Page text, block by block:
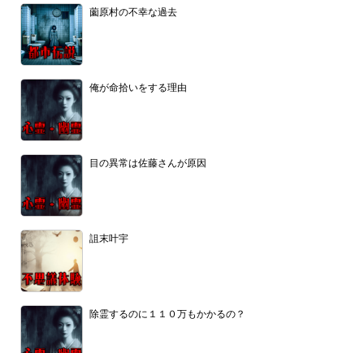
薗原村の不幸な過去
俺が命拾いをする理由
目の異常は佐藤さんが原因
詛末叶宇
除霊するのに１１０万もかかるの？